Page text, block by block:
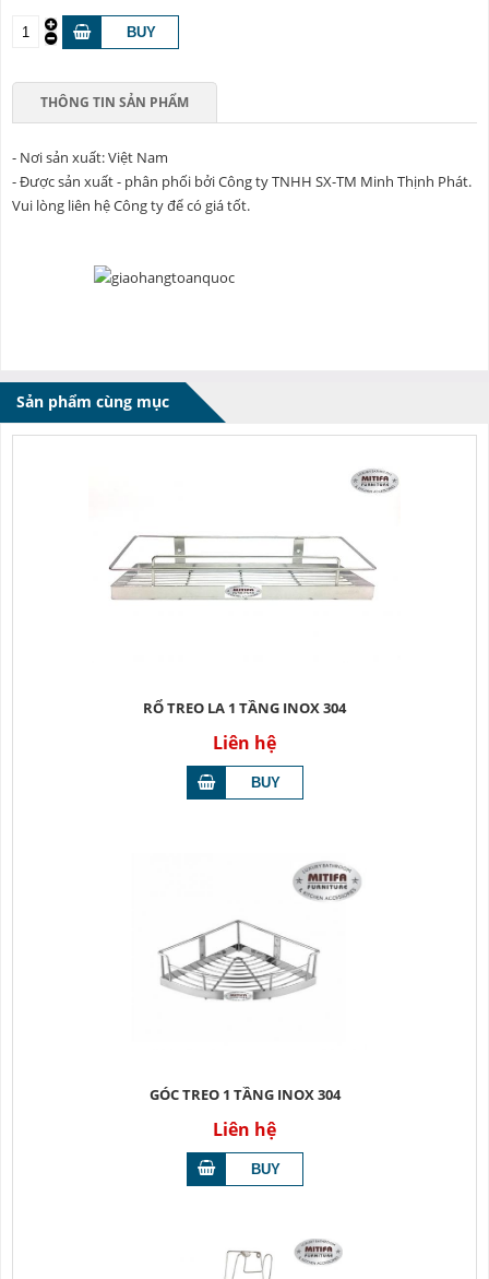
THÔNG TIN SẢN PHẨM
- Nơi sản xuất: Việt Nam
- Được sản xuất - phân phối bởi Công ty TNHH SX-TM Minh Thịnh Phát.
Vui lòng liên hệ Công ty để có giá tốt.
Sản phẩm cùng mục
RỔ TREO LA 1 TẦNG INOX 304
Liên hệ
GÓC TREO 1 TẦNG INOX 304
Liên hệ